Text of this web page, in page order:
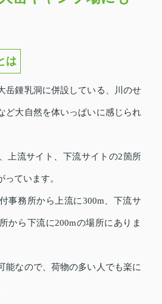
は
岳鍾乳洞に併設している、川のせ
ど大自然を体いっぱいに感じられ
上流サイト、下流サイトの2箇所
ています。
事務所から上流に300m、下流サ
から下流に200mの場所にありま
能なので、荷物の多い人でも楽に